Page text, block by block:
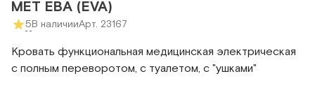
MET ЕВА (EVA)
5В наличииАрт. 23167
Кровать функциональная медицинская электрическая
с полным переворотом, с туалетом, с "ушками"